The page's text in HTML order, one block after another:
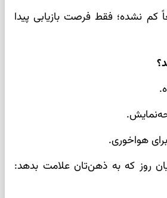
کم نشده؛ فقط فرصت بازیابی پیدا
هواخوری.
روز که به ذهن‌تان علامت بدهد: